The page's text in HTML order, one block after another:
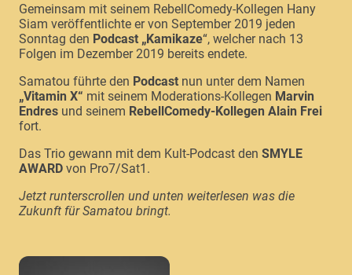
Gemeinsam mit seinem RebellComedy-Kollegen Hany
Siam veröffentlichte er von September 2019 jeden
Sonntag den Podcast „Kamikaze“, welcher nach 13
Folgen im Dezember 2019 bereits endete.
Samatou führte den Podcast nun unter dem Namen
„Vitamin X“ mit seinem Moderations-Kollegen Marvin
Endres und seinem RebellComedy-Kollegen Alain Frei
fort.
Das Trio gewann mit dem Kult-Podcast den SMYLE
AWARD von Pro7/Sat1.
Jetzt runterscrollen und unten weiterlesen was die
Zukunft für Samatou bringt.